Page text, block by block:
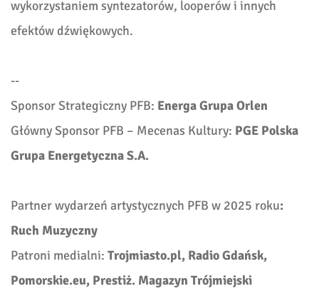
wykorzystaniem syntezatorów, looperów i innych
efektów dźwiękowych.
--
Sponsor Strategiczny PFB: Energa Grupa Orlen
Główny Sponsor PFB – Mecenas Kultury: PGE Polska
Grupa Energetyczna S.A.
Partner wydarzeń artystycznych PFB w 2025 roku:
Ruch Muzyczny
Patroni medialni:Trojmiasto.pl, Radio Gdańsk,
Pomorskie.eu, Prestiż. Magazyn Trójmiejski